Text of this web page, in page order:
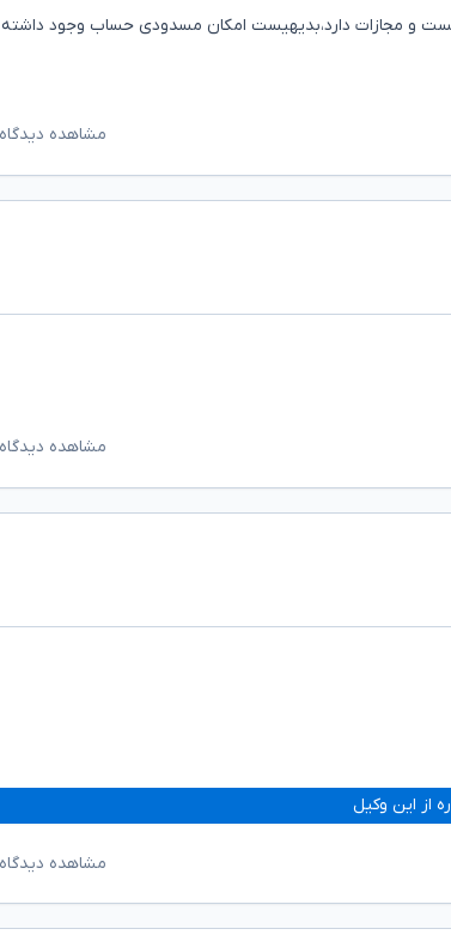
و مجازات دارد،بدیهیست امکان مسدودی حساب وجود داشته
مشاهده
مشاهده
از این وکیل
مشاهده